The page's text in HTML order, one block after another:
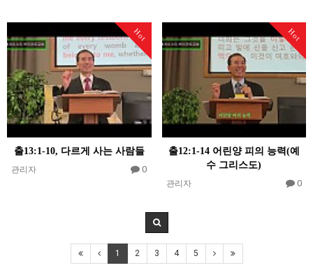
Hot
출13:1-10, 다르게 사는 사람들
관리자 0
Hot
출12:1-14 어린양 피의 능력(예
수 그리스도)
관리자 0
1 2 3 4 5